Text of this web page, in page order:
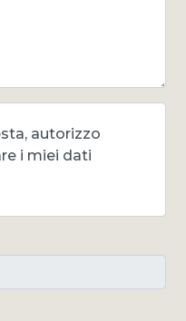
autorizzo
i miei dati